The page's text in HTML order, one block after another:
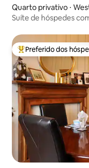
Quarto privativo ⋅
Suíte de hóspedes
Entre os melhores
Preferido dos